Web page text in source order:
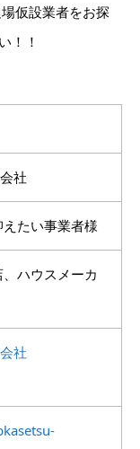
仮設業者をお探
！！
社
たい事業者様
ハウスメーカ
社